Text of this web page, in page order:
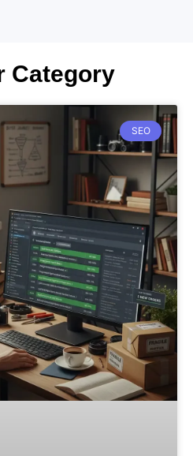
Category
SEO